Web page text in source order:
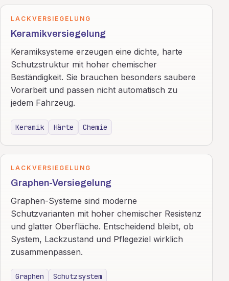
LACKVERSIEGELUNG
Keramikversiegelung
Keramiksysteme erzeugen eine dichte, harte
Schutzstruktur mit hoher chemischer
Beständigkeit. Sie brauchen besonders saubere
Vorarbeit und passen nicht automatisch zu
jedem Fahrzeug.
Keramik Härte Chemie
LACKVERSIEGELUNG
Graphen-Versiegelung
Graphen-Systeme sind moderne
Schutzvarianten mit hoher chemischer Resistenz
und glatter Oberfläche. Entscheidend bleibt, ob
System, Lackzustand und Pflegeziel wirklich
zusammenpassen.
Graphen Schutzsystem